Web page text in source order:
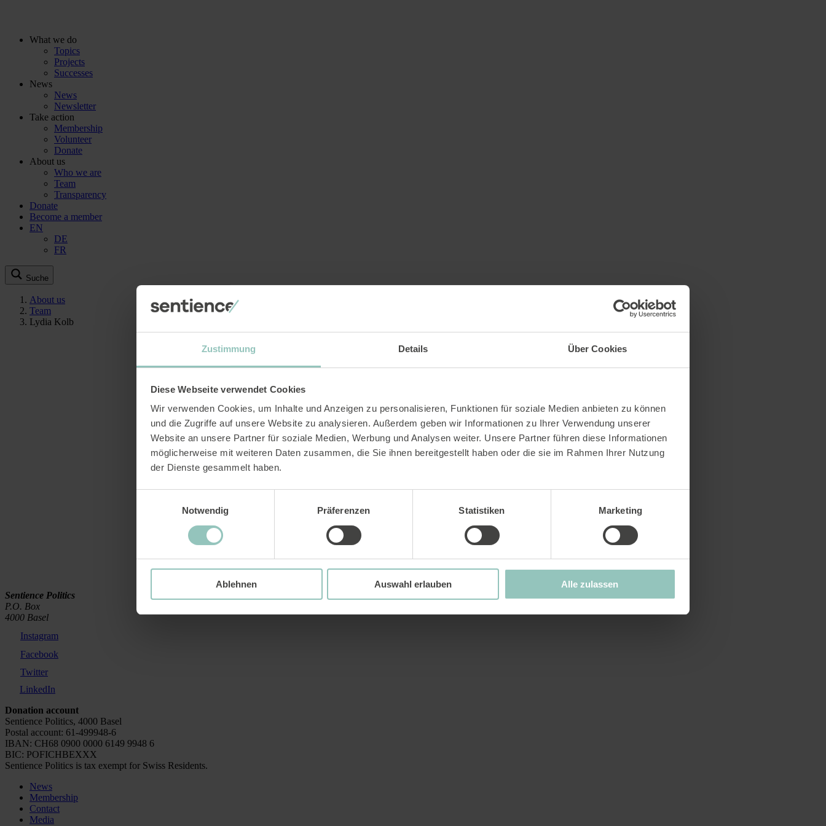
Zustimmung Details Über Cookies
Diese Webseite verwendet Cookies
Wir verwenden Cookies, um Inhalte und Anzeigen zu personalisieren, Funktionen für soziale Medien anbieten zu können
und die Zugriffe auf unsere Website zu analysieren. Außerdem geben wir Informationen zu Ihrer Verwendung unserer
Website an unsere Partner für soziale Medien, Werbung und Analysen weiter. Unsere Partner führen diese Informationen
möglicherweise mit weiteren Daten zusammen, die Sie ihnen bereitgestellt haben oder die sie im Rahmen Ihrer Nutzung
der Dienste gesammelt haben.
Notwendig
Präferenzen Statistiken Marketing
Ablehnen Auswahl erlauben Alle zulassen
What we do
Topics
Projects
Successes
News
News
Newsletter
Take action
Membership
Volunteer
Donate
About us
Who we are
Team
Transparency
Donate
Become a member
EN
DE
FR
Suche
About us
Team
Lydia Kolb
Sentience Politics
P.O. Box
4000 Basel
Instagram
Facebook
Twitter
LinkedIn
Donation account
Sentience Politics, 4000 Basel
Postal account: 61-499948-6
IBAN: CH68 0900 0000 6149 9948 6
BIC: POFICHBEXXX
Sentience Politics is tax exempt for Swiss Residents.
News
Membership
Contact
Media